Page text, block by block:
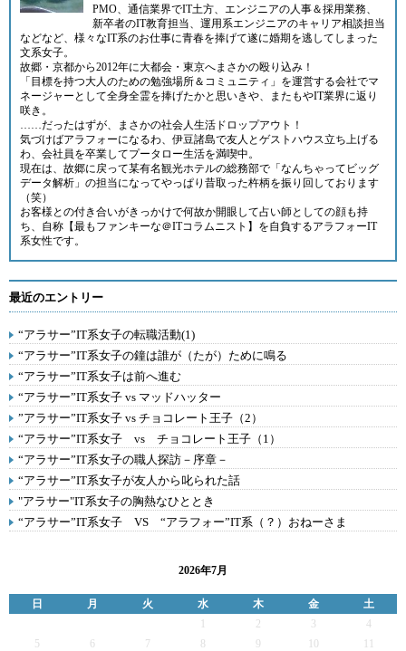
PMO、通信業界でIT土方、エンジニアの人事＆採用業務、
新卒者のIT教育担当、運用系エンジニアのキャリア相談担当
などなど、様々なIT系のお仕事に青春を捧げて遂に婚期を逃してしまった
文系女子。
故郷・京都から2012年に大都会・東京へまさかの殴り込み！
「目標を持つ大人のための勉強場所＆コミュニティ」 を運営する会社でマ
ネージャーとして全身全霊を捧げたかと思いきや、またもやIT業界に返り
咲き。
……だったはずが、まさかの社会人生活ドロップアウト！
気づけばアラフォーになるわ、伊豆諸島で友人とゲストハウス立ち上げる
わ、会社員を卒業してプータロー生活を満喫中。
現在は、故郷に戻って某有名観光ホテルの総務部で「なんちゃってビッグ
データ解析」の担当になってやっぱり昔取った杵柄を振り回しております
（笑）
お客様との付き合いがきっかけで何故か開眼して占い師としての顔も持
ち、自称【最もファンキーな＠ITコラムニスト】を自負するアラフォーIT
系女性です。
最近のエントリー
“アラサー”IT系女子の転職活動(1)
“アラサー”IT系女子の鐘は誰が（たが）ために鳴る
“アラサー”IT系女子は前へ進む
“アラサー”IT系女子 vs マッドハッター
”アラサー”IT系女子 vs チョコレート王子（2）
“アラサー”IT系女子 vs チョコレート王子（1）
“アラサー”IT系女子の職人探訪－序章－
“アラサー”IT系女子が友人から叱られた話
"アラサー"IT系女子の胸熱なひととき
“アラサー”IT系女子 VS “アラフォー”IT系（？）おねーさま
2026年7月
日 月 火 水 木 金
土
2 3
4
5
6 7 9